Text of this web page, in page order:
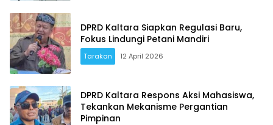
DPRD Kaltara Siapkan Regulasi Baru,
Fokus Lindungi Petani Mandiri
Tarakan 12 April 2026
DPRD Kaltara Respons Aksi Mahasiswa,
Tekankan Mekanisme Pergantian
Pimpinan